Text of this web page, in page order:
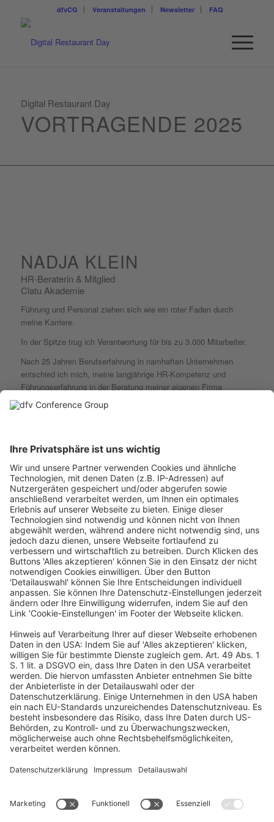
dfvCG Veranstaltungen Newsletter FAQ
Digital Restaurant Day
VORTRAGENDE 2025
NADJA KLEIN
HR-Beraterin & Mitglied
Clatu Akademie
Führung und Personal ziehen sich wie ein roter Faden durch
meine Karriere.
In der Spitze trug ich Verantwortung für bis zu 3.000 Mitarbeiter.
Nach 25 Jahren Berufserfahrung in namhaften Unternehmen
entschied ich mich, meine langjährige HR-Kompetenz und
Führungserfahrung in der Beratung meiner eigenen Firma
fortzusetzen. Zudem habe ich es mir als Aufgabe gemacht, mein
Wissen im Bereich Personalmanagement und Führung an die
und renommierte Hochschulen.
Über die letzten 30 Jahre haben sich die Themen und
Schwerpunkte im Bereich Personal drastisch verändert und ich
mich mit Ihnen.
Mein Fokus ist nach wie vor ein wirtschaftlicher. Dies ist
allerdings kein Widerspruch zu einem gesunden,
zukunftssicheren Personalmanagement.
Ich finde und binde Mitarbeiter*innen, die Unternehmen brauchen
und schaffe optimale Bedingungen für alle bei gleichzeitiger
Gewinnoptimierung.
Das Beratungsportfolio umfasst den kompletten HR-Life-Cycle
(von Recruiting, Ausschreibung, Onboarding, Personalbindung & -
entwicklung, bis hin zum Offboarding & Outplacement).
Ein Business-Event von: